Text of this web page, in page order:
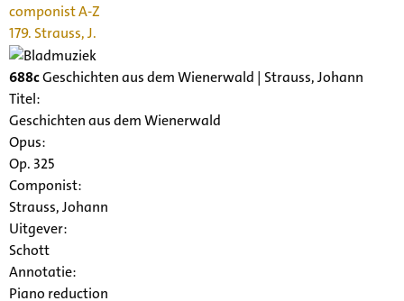
componist A-Z
179. Strauss, J.
688cGeschichten aus dem Wienerwald | Strauss, Johann
Titel:
Geschichten aus dem Wienerwald
Opus:
Op. 325
Componist:
Strauss, Johann
Uitgever:
Schott
Annotatie:
Piano reduction